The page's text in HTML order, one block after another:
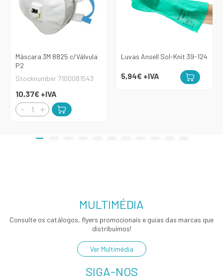
Máscara 3M 8825 c/Válvula
P2
Stocknumber 7100081543
10,37€ +IVA
Luvas Ansell Sol-Knit 39-124
5,94€ +IVA
MULTIMÉDIA
Consulte os catálogos, flyers promocionais e guias das marcas que
distribuímos!
Ver Multimédia
SIGA-NOS